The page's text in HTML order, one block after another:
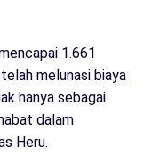
1.661
melunasi biaya
hanya sebagai
dalam
Heru.